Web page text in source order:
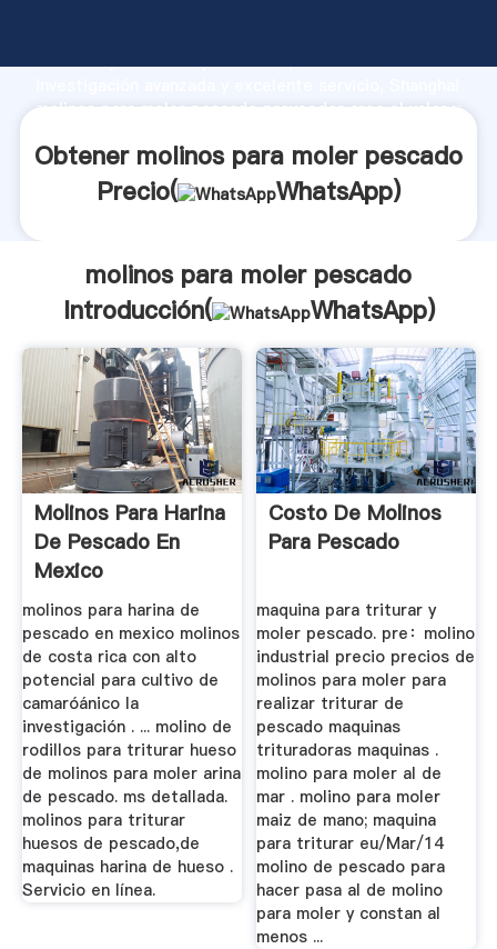
fuerte capacidad de producción, fuerza de
molinos para moler pescado proveedor crea el valor y
Obtener molinos para moler pescado
Precio(
WhatsApp)
molinos para moler pescado
Introducción(
WhatsApp)
Molinos Para Harina
De Pescado En
Mexico
molinos para harina de
pescado en mexico molinos
de costa rica con alto
potencial para cultivo de
camaróánico la
investigación . ... molino de
rodillos para triturar hueso
de molinos para moler arina
de pescado. ms detallada.
molinos para triturar
huesos de pescado,de
maquinas harina de hueso .
Servicio en línea.
Costo De Molinos
Para Pescado
maquina para triturar y
moler pescado. pre：molino
industrial precio precios de
molinos para moler para
realizar triturar de
pescado maquinas
trituradoras maquinas .
molino para moler al de
mar . molino para moler
maiz de mano; maquina
para triturar eu/Mar/14
molino de pescado para
hacer pasa al de molino
para moler y constan al
menos ...